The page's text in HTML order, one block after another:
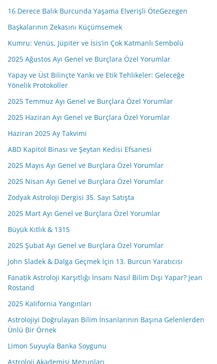
16 Derece Balık Burcunda Yaşama Elverişli ÖteGezegen
Başkalarının Zekasını Küçümsemek
Kumru: Venüs, Jüpiter ve İsis’in Çok Katmanlı Sembolü
2025 Ağustos Ayı Genel ve Burçlara Özel Yorumlar
Yapay ve Üst Bilinçte Yankı ve Etik Tehlikeler: Geleceğe
Yönelik Protokoller
2025 Temmuz Ayı Genel ve Burçlara Özel Yorumlar
2025 Haziran Ayı Genel ve Burçlara Özel Yorumlar
Haziran 2025 Ay Takvimi
ABD Kapitol Binası ve Şeytan Kedisi Efsanesi
2025 Mayıs Ayı Genel ve Burçlara Özel Yorumlar
2025 Nisan Ayı Genel ve Burçlara Özel Yorumlar
Zodyak Astroloji Dergisi 35. Sayı Satışta
2025 Mart Ayı Genel ve Burçlara Özel Yorumlar
Büyük Kıtlık & 1315
2025 Şubat Ayı Genel ve Burçlara Özel Yorumlar
John Sladek & Dalga Geçmek İçin 13. Burcun Yaratıcısı
Fanatik Astroloji Karşıtlığı İnsanı Nasıl Bilim Dışı Yapar? Jean
Rostand
2025 Kalifornia Yangınları
Astrolojiyi Doğrulayan Bilim İnsanlarının Başına Gelenlerden
Ünlü Bir Örnek
Limon Suyuyla Banka Soygunu
Astroloji Akademisi Mezunları